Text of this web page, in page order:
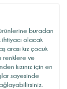
buradan
olacak
arası kız çocuk
renklere ve
kızınız için en
sayesinde